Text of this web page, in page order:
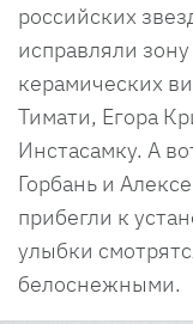
российских
исправляли
керамических
Тимати, Егора
Инстасамку. А
Горбань и
прибегли к
улыбки
белоснежными.